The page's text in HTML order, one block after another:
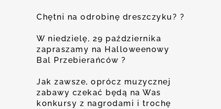
Chętni na odrobinę dreszczyku? ?
W niedzielę, 29 października
zapraszamy na Halloweenowy
Bal Przebierańców ?
Jak zawsze, oprócz muzycznej
zabawy czekać będą na Was
konkursy z nagrodami i trochę